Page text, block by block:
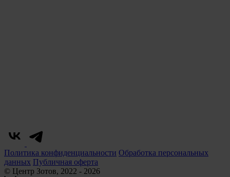
Политика конфиденциальности Обработка персональных
данных Публичная оферта
© Центр Зотов, 2022 - 2026